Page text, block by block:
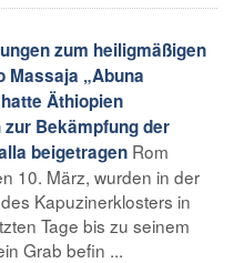
zum heiligmäßigen
Massaja „Abuna
Äthiopien
Bekämpfung der
beigetragen Rom
10. März, wurden in der
Kapuzinerklosters in
Tage bis zu seinem
Grab befin ...